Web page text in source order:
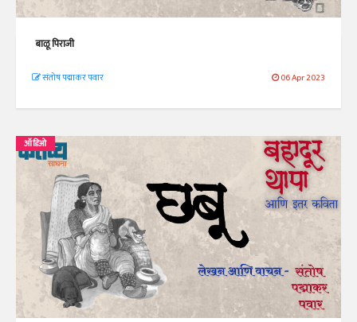
बाळू पिराजी
संतोष पद्माकर पवार 06 Apr 2023
ऑडिओ